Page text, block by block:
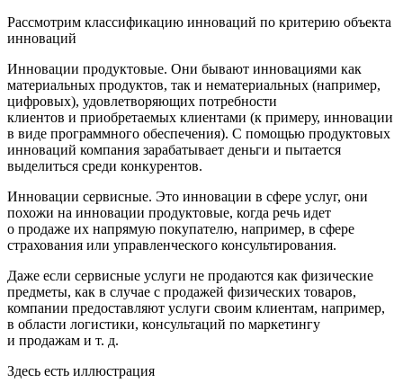
Рассмотрим классификацию инноваций по критерию объекта
инноваций
Инновации продуктовые. Они бывают инновациями как
материальных продуктов, так и нематериальных (например,
цифровых), удовлетворяющих потребности
клиентов и приобретаемых клиентами (к примеру, инновации
в виде программного обеспечения). С помощью продуктовых
инноваций компания зарабатывает деньги и пытается
выделиться среди конкурентов.
Инновации сервисные. Это инновации в сфере услуг, они
похожи на инновации продуктовые, когда речь идет
о продаже их напрямую покупателю, например, в сфере
страхования или управленческого консультирования.
Даже если сервисные услуги не продаются как физические
предметы, как в случае с продажей физических товаров,
компании предоставляют услуги своим клиентам, например,
в области логистики, консультаций по маркетингу
и продажам и т. д.
Здесь есть иллюстрация